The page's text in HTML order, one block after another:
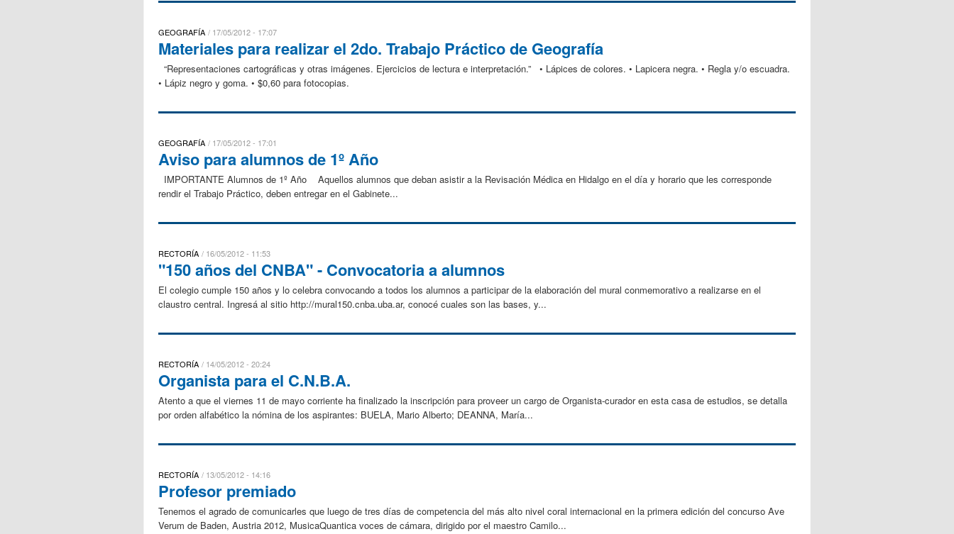
GEOGRAFÍA 17/05/2012 - 17:07
Materiales para realizar el 2do. Trabajo Práctico de Geografía
“Representaciones cartográficas y otras imágenes. Ejercicios de lectura e interpretación.” • Lápices de colores. • Lapicera negra. • Regla y/o escuadra.
• Lápiz negro y goma. • $0,60 para fotocopias.
GEOGRAFÍA 17/05/2012 - 17:01
Aviso para alumnos de 1º Año
IMPORTANTE Alumnos de 1º Año Aquellos alumnos que deban asistir a la Revisación Médica en Hidalgo en el día y horario que les corresponde
rendir el Trabajo Práctico, deben entregar en el Gabinete...
RECTORÍA 16/05/2012 - 11:53
"150 años del CNBA" - Convocatoria a alumnos
El colegio cumple 150 años y lo celebra convocando a todos los alumnos a participar de la elaboración del mural conmemorativo a realizarse en el
claustro central. Ingresá al sitio http://mural150.cnba.uba.ar, conocé cuales son las bases, y...
RECTORÍA 14/05/2012 - 20:24
Organista para el C.N.B.A.
Atento a que el viernes 11 de mayo corriente ha finalizado la inscripción para proveer un cargo de Organista-curador en esta casa de estudios, se detalla
por orden alfabético la nómina de los aspirantes: BUELA, Mario Alberto; DEANNA, María...
RECTORÍA 13/05/2012 - 14:16
Profesor premiado
Tenemos el agrado de comunicarles que luego de tres días de competencia del más alto nivel coral internacional en la primera edición del concurso Ave
Verum de Baden, Austria 2012, MusicaQuantica voces de cámara, dirigido por el maestro Camilo...